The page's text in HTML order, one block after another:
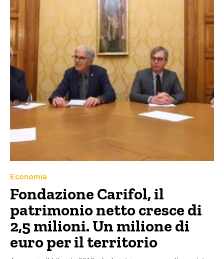
Economia
Fondazione Carifol, il
patrimonio netto cresce di
2,5 milioni. Un milione di
euro per il territorio